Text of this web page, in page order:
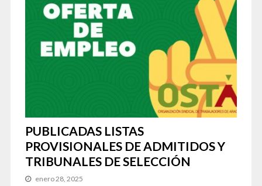
PUBLICADAS LISTAS
PROVISIONALES DE ADMITIDOS Y
TRIBUNALES DE SELECCIÓN
enero 28, 2025